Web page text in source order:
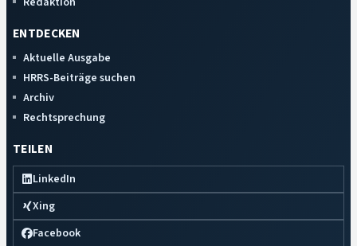
ENTDECKEN
Aktuelle Ausgabe
HRRS-Beiträge suchen
Archiv
Rechtsprechung
TEILEN
LinkedIn
Xing
Facebook